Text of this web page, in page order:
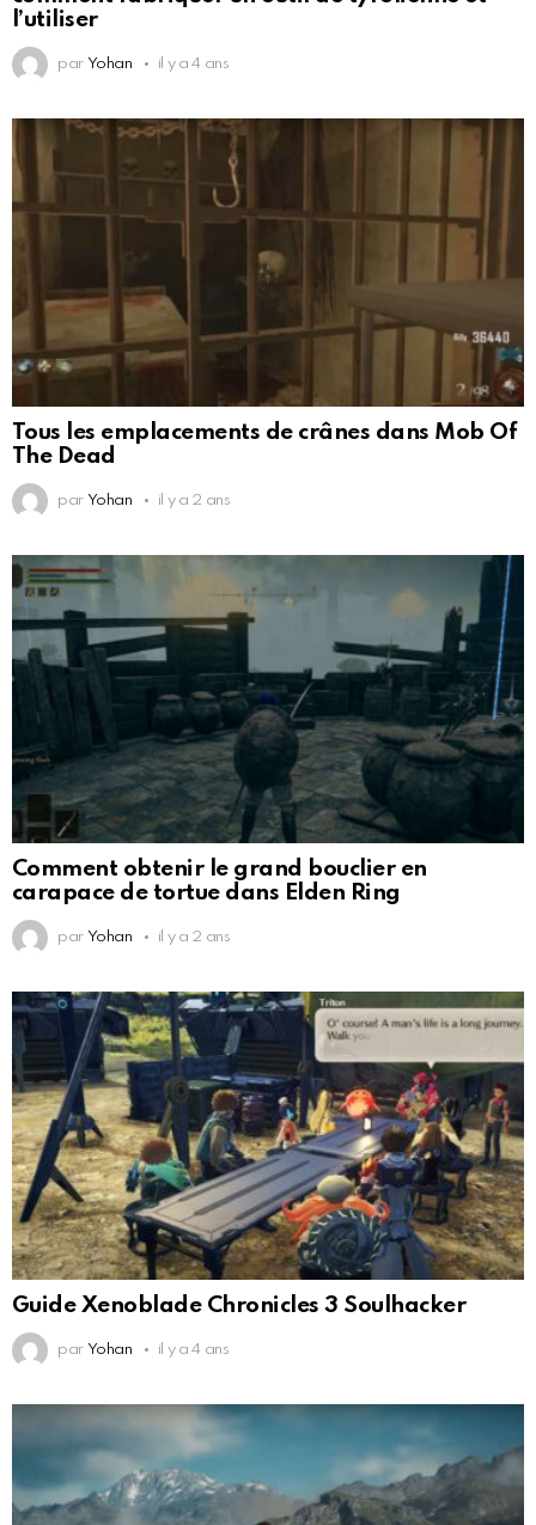
l’utiliser
par Yohan il y a 4 ans
Tous les emplacements de crânes dans Mob Of
The Dead
par Yohan il y a 2 ans
Comment obtenir le grand bouclier en
carapace de tortue dans Elden Ring
par Yohan il y a 2 ans
Guide Xenoblade Chronicles 3 Soulhacker
par Yohan il y a 4 ans